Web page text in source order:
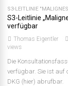
S3-LEITLINIE
S3-Leitlinie
verfügbar
Thomas Eigentler
views
Die
verfügbar. Sie ist auf
DKG (hier) abrufbar.